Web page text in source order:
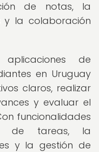
de notas, la
y la colaboración
de
en Uruguay
claros, realizar
y evaluar el
funcionalidades
de tareas, la
y la gestión de